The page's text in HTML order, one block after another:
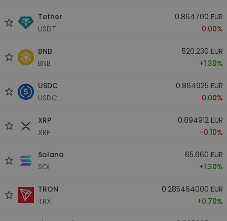
Tether
USDT
0.864700 EUR
0.00%
BNB
BNB
520.230 EUR
+1.30%
USDC
USDC
0.864925 EUR
0.00%
XRP
XRP
0.894912 EUR
-0.10%
Solana
SOL
65.660 EUR
+1.30%
TRON
TRX
0.285464000 EUR
+0.70%